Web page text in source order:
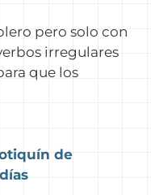
pero solo con
irregulares
que los
de